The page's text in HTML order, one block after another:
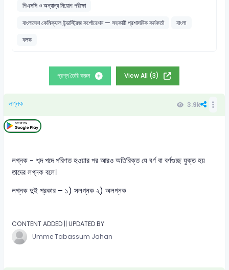
পিএসসি ও অন্যান্য নিয়োগ পরীক্ষা
বাংলাদেশ কেমিক্যাল ইন্ডাস্ট্রিজ কর্পোরেশন — সহকারী প্রশাসনিক কর্মকর্তা
বাংলা
বলক
প্রশ্ন তৈরি করুন View All (3)
লগ্নক 3.9k
লগ্নক - শব্দ পদে পরিণত হওয়ার পর আরও অতিরিক্ত যে বর্ণ বা বর্ণগুচ্ছ যুক্ত হয়
তাদের লগ্নক বলে।
লগ্নক দুই প্রকার – ১) সলগ্নক ২) অলগ্নক
CONTENT ADDED || UPDATED BY
Umme Tabassum Jahan